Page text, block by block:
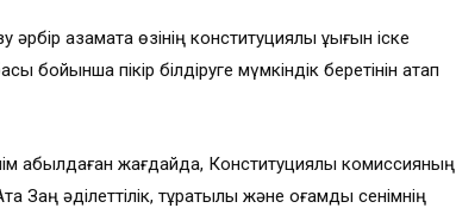
азаматқа өзінің конституциялық құқығын іске
пікір білдіруге мүмкіндік беретінін атап
қабылдаған жағдайда, Конституциялық комиссияның
әділеттілік, тұрақтылық және қоғамдық сенімнің